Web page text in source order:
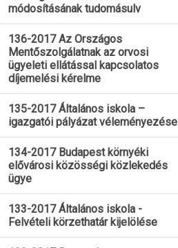
módosításának tudomásulv
136-2017 Az Országos
Mentőszolgálatnak az orvosi
ügyeleti ellátással kapcsolatos
díjemelési kérelme
135-2017 Általános iskola –
igazgatói pályázat véleményezése
134-2017 Budapest környéki
elővárosi közösségi közlekedés
ügye
133-2017 Általános iskola -
Felvételi körzethatár kijelölése